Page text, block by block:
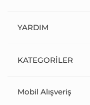
YARDIM
KATEGORILER
Mobil Alışveriş